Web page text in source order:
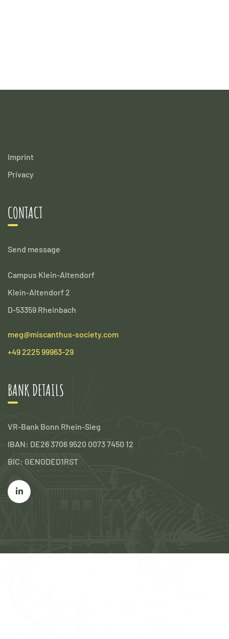
Imprint
Privacy
CONTACT
Send message
Campus Klein-Altendorf
Klein-Altendorf 2
D-53359 Rheinbach
meg@miscanthus-society.com
+49 2225 99963-29
BANK DETAILS
VR-Bank Bonn Rhein-Sieg
IBAN: DE26 3706 9520 0073 7450 12
BIC: GENODED1RST